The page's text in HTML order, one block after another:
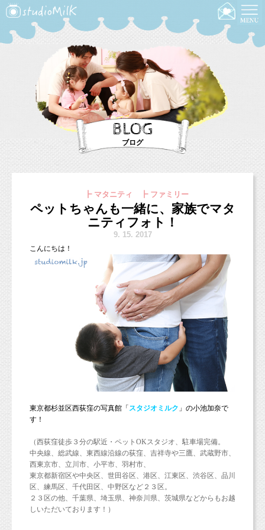
BLOG
ブログ
┣ マタニティ ┣ ファミリー
ペットちゃんも一緒に、家族でマタ
ニティフォト！
9. 15. 2017
こんにちは！
東京都杉並区西荻窪の写真館「 スタジオミルク 」の小池加奈で
す！
（西荻窪徒歩３分の駅近・ペットOKスタジオ、駐車場完備。
中央線、総武線、東西線沿線の荻窪、吉祥寺や三鷹、武蔵野市、
西東京市、立川市、小平市、羽村市、
東京都新宿区や中央区、世田谷区、港区、江東区、渋谷区、品川
区、練馬区、千代田区、中野区など２３区。
２３区の他、千葉県、埼玉県、神奈川県、茨城県などからもお越
しいただいております！）